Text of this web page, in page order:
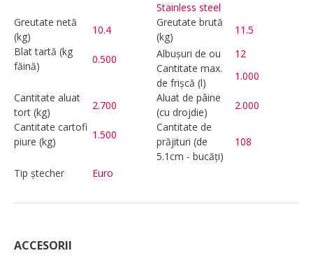
Stainless steel
Greutate netă
(kg)
10.4
Greutate brută
(kg)
11.5
Blat tartă (kg
făină)
0.500 Albușuri de ou
12
Cantitate max.
de frișcă (l)
1.000
Cantitate aluat
tort (kg)
2.700
Aluat de pâine
(cu drojdie)
2.000
Cantitate cartofi
piure (kg)
1.500
Cantitate de
prăjituri (de
5.1cm - bucăți)
108
Tip ștecher Euro
ACCESORII